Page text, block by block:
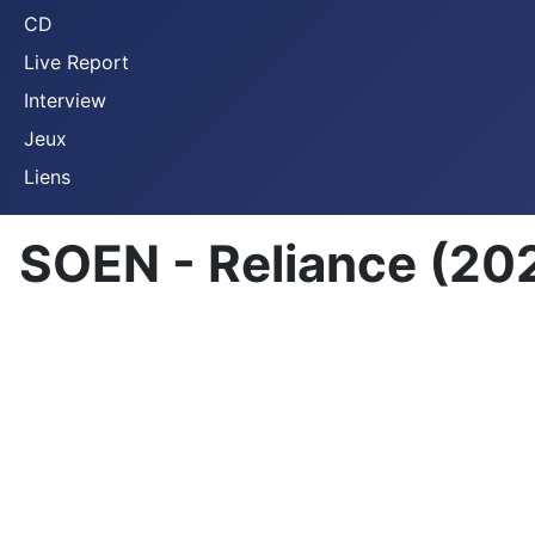
CD
Live Report
Interview
Jeux
Liens
SOEN - Reliance